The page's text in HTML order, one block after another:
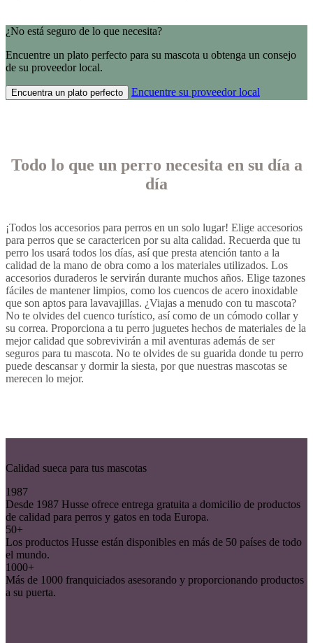
¿No está seguro de lo que necesita?
Encuentre un plato perfecto para su mascota u obtenga un consejo
de su proveedor local.
Encuentra un plato perfecto Encuentre su proveedor local
Todo lo que un perro necesita en su día a
día
¡Todos los accesorios para perros en un solo lugar! Elige accesorios
para perros que se caractericen por su alta calidad. Recuerda que tu
perro los usará todos los días, así que presta atención tanto a la
calidad de la mano de obra como a los materiales utilizados. Los
accesorios duraderos le servirán durante muchos años. Elige tazones
fáciles de mantener limpios, como los cuencos de acero inoxidable
que son aptos para lavavajillas. ¿Viajas a menudo con tu mascota?
No te olvides del cuenco turístico, así como de un cómodo collar y
su correa. Proporciona a tu perro juguetes hechos de materiales de la
mejor calidad que sobrevivirán a mil aventuras además de ser
seguros para tu mascota. No te olvides de su guarida donde tu perro
puede descansar y dormir la siesta, por que nuestras mascotas se
merecen lo mejor.
Calidad sueca para tus mascotas
1987
Desde 1987 Husse ofrece entrega gratuita a domicilio de productos
de calidad para perros y gatos en toda Europa.
50+
Los productos Husse están disponibles en más de 50 países de todo
el mundo.
1000+
Más de 1000 franquiciados asesorando y proporcionando productos
a su puerta.